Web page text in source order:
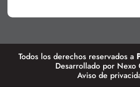
Todos los derechos reservados a
Desarrollado por Nexo
Aviso de